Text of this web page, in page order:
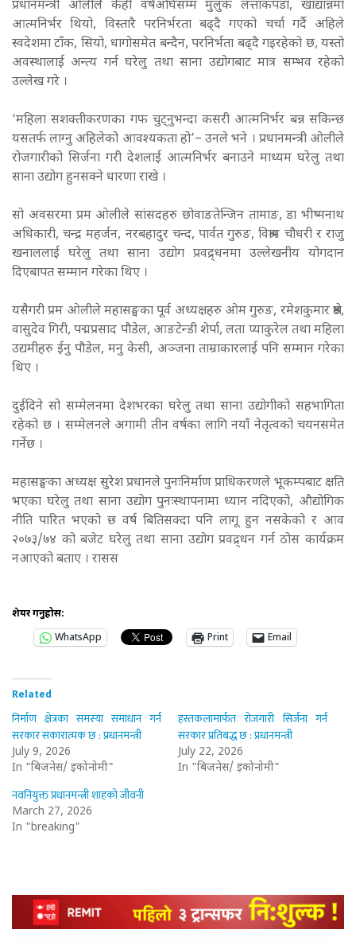
प्रधानमन्त्री ओलीले केही वर्षअघिसम्म मुलुक लत्ताकपडा, खाद्यान्नमा
आत्मनिर्भर थियो, विस्तारै परनिर्भरता बढ्दै गएको चर्चा गर्दै अहिले
स्वदेशमा टाँक, सियो, धागोसमेत बन्दैन, परनिर्भता बढ्दै गइरहेको छ, यस्तो
अवस्थालाई अन्त्य गर्न घरेलु तथा साना उद्योगबाट मात्र सम्भव रहेको
उल्लेख गरे ।
‘महिला सशक्तीकरणका गफ चुट्नुभन्दा कसरी आत्मनिर्भर बन्न सकिन्छ
यसतर्फ लाग्नु अहिलेको आवश्यकता हो’– उनले भने । प्रधानमन्त्री ओलीले
रोजगारीको सिर्जना गरी देशलाई आत्मनिर्भर बनाउने माध्यम घरेलु तथा
साना उद्योग हुनसक्ने धारणा राखे ।
सो अवसरमा प्रम ओलीले सांसदहरु छोवाङतेन्जिन तामाङ, डा भीष्मनाथ
अधिकारी, चन्द्र महर्जन, नरबहादुर चन्द, पार्वत गुरुङ, विश्राम चौधरी र राजु
खनाललाई घरेलु तथा साना उद्योग प्रवद्र्धनमा उल्लेखनीय योगदान
दिएबापत सम्मान गरेका थिए ।
यसैगरी प्रम ओलीले महासङ्घका पूर्व अध्यक्षहरु ओम गुरुङ, रमेशकुमार श्रेष्ठ,
वासुदेव गिरी, पद्मप्रसाद पौडेल, आङटेन्डी शेर्पा, लता प्याकुरेल तथा महिला
उद्यमीहरु ईनु पौडेल, मनु केसी, अञ्जना ताम्राकारलाई पनि सम्मान गरेका
थिए ।
दुईदिने सो सम्मेलनमा देशभरका घरेलु तथा साना उद्योगीको सहभागिता
रहेको छ । सम्मेलनले अगामी तीन वर्षका लागि नयाँ नेतृत्वको चयनसमेत
गर्नेछ ।
महासङ्घका अध्यक्ष सुरेश प्रधानले पुनःनिर्माण प्राधिकरणले भूकम्पबाट क्षति
भएका घरेलु तथा साना उद्योग पुनःस्थापनामा ध्यान नदिएको, औद्योगिक
नीति पारित भएको छ वर्ष बितिसक्दा पनि लागू हुन नसकेको र आव
२०७३/७४ को बजेट घरेलु तथा साना उद्योग प्रवद्र्धन गर्न ठोस कार्यक्रम
नआएको बताए । रासस
शेयर गर्नुहोस:
WhatsApp
Print Email
Related
निर्माण क्षेत्रका समस्या समाधान गर्न
सरकार सकारात्मक छ : प्रधानमन्त्री
July 9, 2026
In "बिजनेस/ इकोनोमी"
हस्तकलामार्फत रोजगारी सिर्जना गर्न
सरकार प्रतिबद्ध छ : प्रधानमन्त्री
July 22, 2026
In "बिजनेस/ इकोनोमी"
नवनियुक्त प्रधानमन्त्री शाहको जीवनी
March 27, 2026
In "breaking"